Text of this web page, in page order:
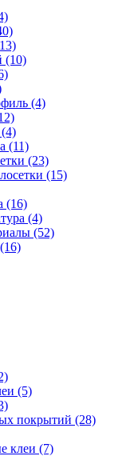
(10)
(4)
(11)
(23)
(15)
(16)
(4)
(52)
(5)
покрытий (28)
клеи (7)